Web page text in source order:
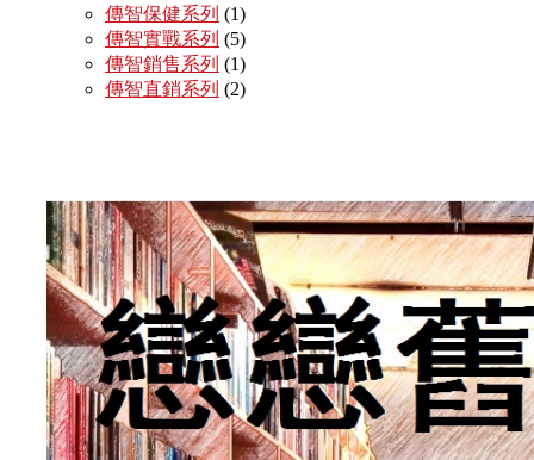
傳智保健系列 (1)
傳智實戰系列 (5)
傳智銷售系列 (1)
傳智直銷系列 (2)